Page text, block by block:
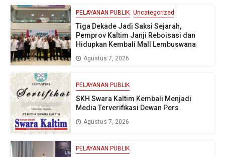
PELAYANAN PUBLIK Uncategorized
Tiga Dekade Jadi Saksi Sejarah,
Pemprov Kaltim Janji Reboisasi dan
Hidupkan Kembali Mall Lembuswana
Agustus 7, 2026
PELAYANAN PUBLIK
SKH Swara Kaltim Kembali Menjadi
Media Terverifikasi Dewan Pers
Agustus 7, 2026
PELAYANAN PUBLIK